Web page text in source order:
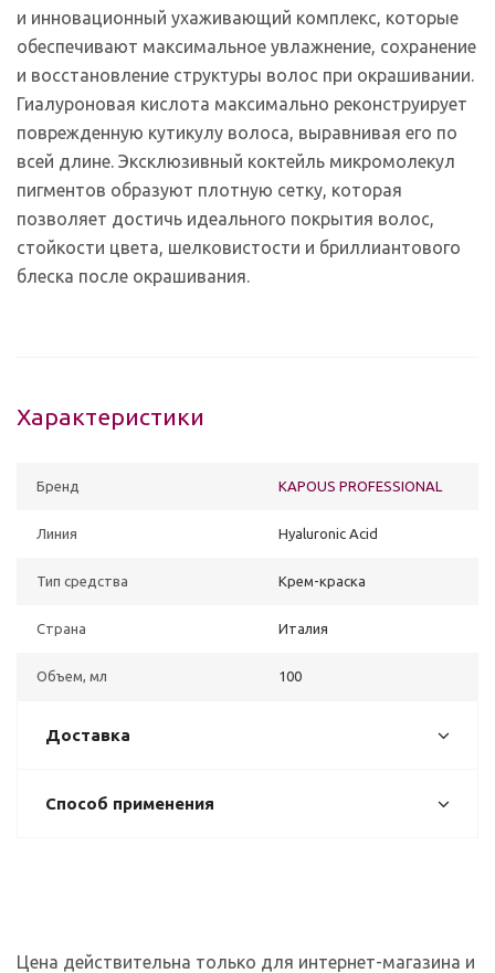
и инновационный ухаживающий комплекс, которые
обеспечивают максимальное увлажнение, сохранение
и восстановление структуры волос при окрашивании.
Гиалуроновая кислота максимально реконструирует
поврежденную кутикулу волоса, выравнивая его по
всей длине. Эксклюзивный коктейль микромолекул
пигментов образуют плотную сетку, которая
позволяет достичь идеального покрытия волос,
стойкости цвета, шелковистости и бриллиантового
блеска после окрашивания.
Характеристики
Бренд KAPOUS PROFESSIONAL
Линия Hyaluronic Acid
Тип средства Крем-краска
Страна Италия
Объем, мл 100
Доставка
Способ применения
Цена действительна только для интернет-магазина и